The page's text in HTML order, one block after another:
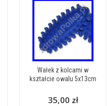
Wałek z kolcami w
kształcie owalu 5x13cm
35,00 zł